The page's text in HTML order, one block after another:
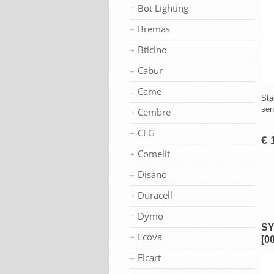
Bot Lighting
Bremas
Bticino
Cabur
Came
Cembre
CFG
Comelit
Disano
Duracell
Dymo
Ecova
Elcart
€